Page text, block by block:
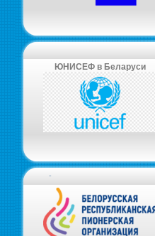
ЮНИСЕФ в Беларуси
-